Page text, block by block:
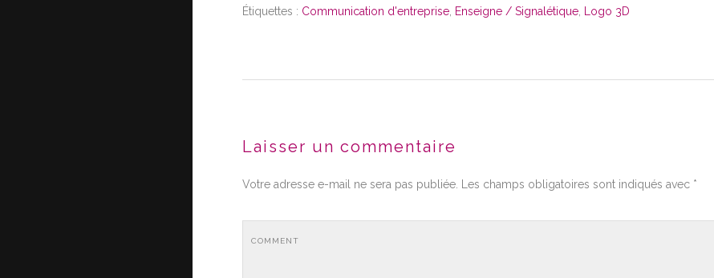
Étiquettes : Communication d'entreprise, Enseigne / Signalétique, Logo 3D
Laisser un commentaire
Votre adresse e-mail ne sera pas publiée. Les champs obligatoires sont indiqués avec *